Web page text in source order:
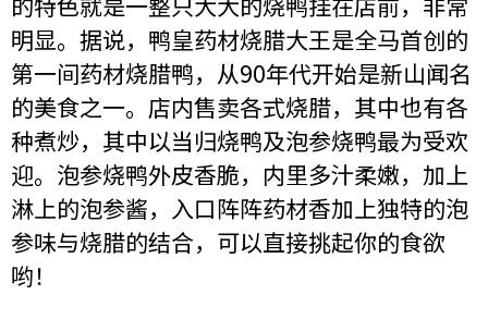
明显。据说，鸭皇药材烧腊大王是全马首创的
第一间药材烧腊鸭，从90年代开始是新山闻名
的美食之一。店内售卖各式烧腊，其中也有各
种煮炒，其中以当归烧鸭及泡参烧鸭最为受欢
迎。泡参烧鸭外皮香脆，内里多汁柔嫩，加上
淋上的泡参酱，入口阵阵药材香加上独特的泡
参味与烧腊的结合，可以直接挑起你的食欲
哟！